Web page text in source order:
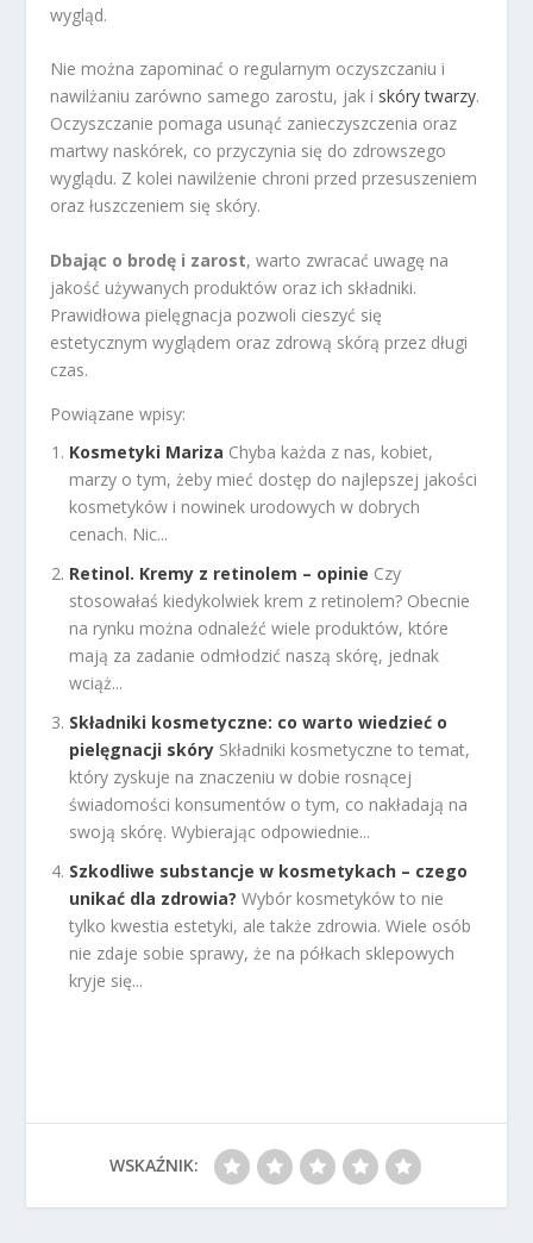
wygląd.
Nie można zapominać o regularnym oczyszczaniu i
nawilżaniu zarówno samego zarostu, jak i skóry twarzy.
Oczyszczanie pomaga usunąć zanieczyszczenia oraz
martwy naskórek, co przyczynia się do zdrowszego
wyglądu. Z kolei nawilżenie chroni przed przesuszeniem
oraz łuszczeniem się skóry.
Dbając o brodę i zarost, warto zwracać uwagę na
jakość używanych produktów oraz ich składniki.
Prawidłowa pielęgnacja pozwoli cieszyć się
estetycznym wyglądem oraz zdrową skórą przez długi
czas.
Powiązane wpisy:
Kosmetyki Mariza Chyba każda z nas, kobiet,
marzy o tym, żeby mieć dostęp do najlepszej jakości
kosmetyków i nowinek urodowych w dobrych
cenach. Nic...
Retinol. Kremy z retinolem – opinie Czy
stosowałaś kiedykolwiek krem z retinolem? Obecnie
na rynku można odnaleźć wiele produktów, które
mają za zadanie odmłodzić naszą skórę, jednak
wciąż...
Składniki kosmetyczne: co warto wiedzieć o
pielęgnacji skóry Składniki kosmetyczne to temat,
który zyskuje na znaczeniu w dobie rosnącej
świadomości konsumentów o tym, co nakładają na
swoją skórę. Wybierając odpowiednie...
Szkodliwe substancje w kosmetykach – czego
unikać dla zdrowia? Wybór kosmetyków to nie
tylko kwestia estetyki, ale także zdrowia. Wiele osób
nie zdaje sobie sprawy, że na półkach sklepowych
kryje się...
WSKAŹNIK: